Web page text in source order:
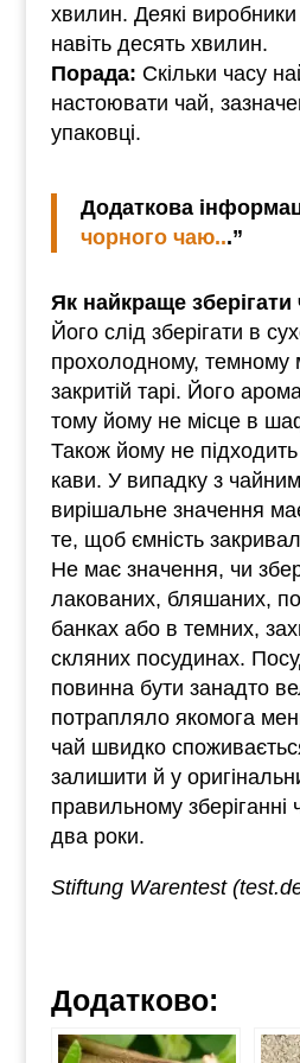
хвилин. Деякі
навіть десять хвилин.
Порада: Скільки часу
настоювати чай,
упаковці.
Додаткова
чорного чаю...”
Як найкраще зберігати
Його слід зберігати в
прохолодному, темному
закритій тарі. Його
тому йому не місце в
Також йому не підходить
кави. У випадку з
вирішальне значення
те, щоб ємність
Не має значення, чи
лакованих, бляшаних,
банках або в темних,
скляних посудинах.
повинна бути занадто
потрапляло якомога
чай швидко
залишити й у
правильному зберіганні
два роки.
Stiftung Warentest
Додатково: